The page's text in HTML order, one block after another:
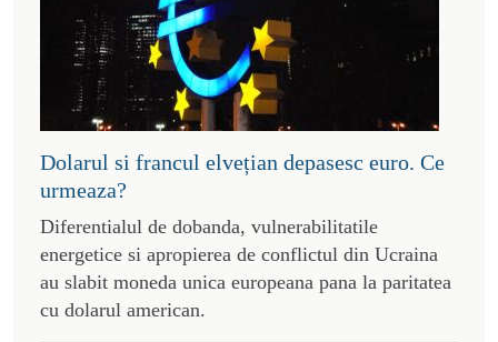
Dolarul si francul elvețian depasesc euro. Ce
urmeaza?
Diferentialul de dobanda, vulnerabilitatile
energetice si apropierea de conflictul din Ucraina
au slabit moneda unica europeana pana la paritatea
cu dolarul american.